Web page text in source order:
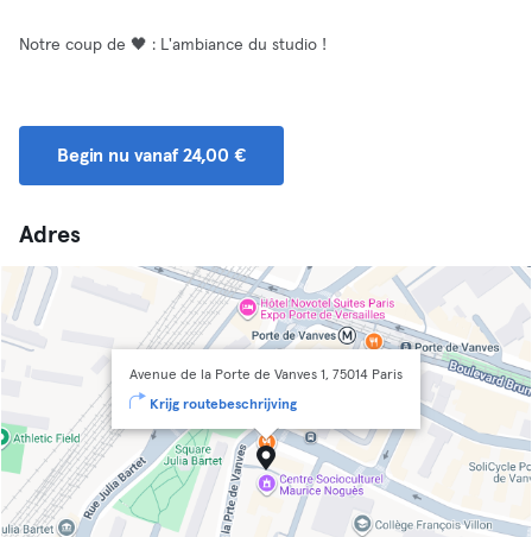
Notre coup de 🖤 : L'ambiance du studio !
Begin nu vanaf 24,00 €
Adres
Avenue de la Porte de Vanves 1, 75014 Paris
Krijg routebeschrijving